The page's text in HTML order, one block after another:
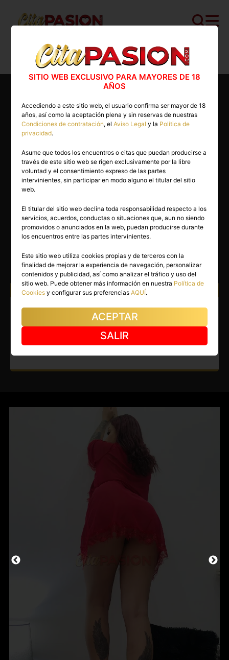
Cita PASION.COM>Masajistas >Madrid>
Madrid capital>Lucy
22 años
LUCY
Madrid capital(Madrid)
(3)
Atiendo a: Hombres
Masajista en Madrid capital.
Masajista encantadora dulce y
cariñosa.
SITIO WEB EXCLUSIVO PARA MAYORES DE 18
AÑOS
Accediendo a este sitio web, el usuario confirma ser mayor de 18
años, así como la aceptación plena y sin reservas de nuestras
Condiciones de contratación, elAviso Legal y la Política de
privacidad.
Asume que todos los encuentros o citas que puedan producirse a
través de este sitio web se rigen exclusivamente por la libre
voluntad y el consentimiento expreso de las partes
intervinientes, sin participar en modo alguno el titular del sitio
web.
El titular del sitio web declina toda responsabilidad respecto a los
servicios, acuerdos, conductas o situaciones que, aun no siendo
promovidos o anunciados en la web, puedan producirse durante
los encuentros entre las partes intervinientes.
Este sitio web utiliza cookies propias y de terceros con la
finalidad de mejorar la experiencia de navegación, personalizar
contenidos y publicidad, así como analizar el tráfico y uso del
sitio web. Puede obtener más información en nuestra Política de
Cookies y configurar sus preferenciasAQUÍ.
ACEPTAR
SALIR